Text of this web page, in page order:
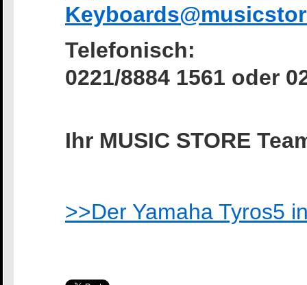
Telefonisch:
0221/8884 1561 oder
Ihr MUSIC STORE
>>Der Yamaha Tyros5